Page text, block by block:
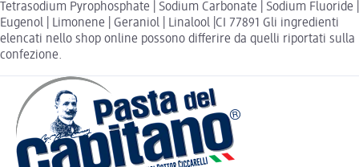
Tetrasodium Pyrophosphate | Sodium Carbonate | Sodium Fluoride |
Eugenol | Limonene | Geraniol | Linalool |CI 77891 Gli ingredienti
elencati nello shop online possono differire da quelli riportati sulla
confezione.